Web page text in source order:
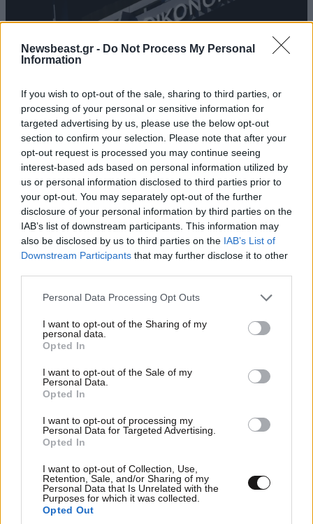
Newsbeast.gr - Do Not Process My Personal
Information
If you wish to opt-out of the sale, sharing to third parties, or
processing of your personal or sensitive information for
targeted advertising by us, please use the below opt-out
section to confirm your selection. Please note that after your
opt-out request is processed you may continue seeing
interest-based ads based on personal information utilized by
us or personal information disclosed to third parties prior to
your opt-out. You may separately opt-out of the further
disclosure of your personal information by third parties on the
IAB’s list of downstream participants. This information may
also be disclosed by us to third parties on the IAB’s List of
Downstream Participants that may further disclose it to other
Please note that this website/app uses one or more Google
not limited to your visit or usage behaviour. You may click to
grant or deny consent to Google and its third-party tags to
use your data for below specified purposes in below Google
consent section.
Personal Data Processing Opt Outs
I want to opt-out of the Sharing of my
personal data.
Opted In
I want to opt-out of the Sale of my
Personal Data.
Opted In
I want to opt-out of processing my
Personal Data for Targeted Advertising.
Opted In
I want to opt-out of Collection, Use,
Retention, Sale, and/or Sharing of my
Personal Data that Is Unrelated with the
Purposes for which it was collected.
Opted Out
Με ποιον τρόπο θα παρακολουθεί η κυβέρνηση
το δημόσιο χρήμα από το 2027: Δημιουργείται
«ψηφιακή ταυτότητα» για κάθε υπηρεσία
Νέο Ειδικό Χωροταξικό για τον Τουρισμό: Οι
νέοι κανόνες και οι ενστάσεις των ξενοδόχων